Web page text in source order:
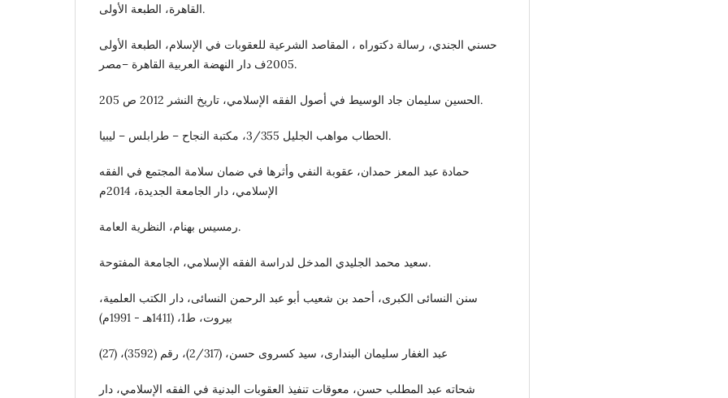
القاهرة، الطبعة الأولى.
حسني الجندي، رسالة دكتوراه ، المقاصد الشرعية للعقوبات في الإسلام، الطبعة الأولى
2005ف دار النهضة العربية القاهرة –مصر.
الحسين سليمان جاد الوسيط في أصول الفقه الإسلامي، تاريخ النشر 2012 ص 205.
الحطاب مواهب الجليل 3/355، مكتبة النجاح – طرابلس – ليبيا.
حمادة عبد المعز حمدان، عقوبة النفي وأثرها في ضمان سلامة المجتمع في الفقه
الإسلامي، دار الجامعة الجديدة، 2014م
رمسيس بهنام، النظرية العامة.
سعيد محمد الجليدي المدخل لدراسة الفقه الإسلامي، الجامعة المفتوحة.
سنن النسائى الكبرى، أحمد بن شعيب أبو عبد الرحمن النسائى، دار الكتب العلمية،
بيروت، ط1، (1411هـ - 1991م)
عبد الغفار سليمان البندارى، سيد كسروى حسن، (2/317)، رقم (3592)، (27)
شحاته عبد المطلب حسن، معوقات تنفيذ العقوبات البدنية في الفقه الإسلامي، دار